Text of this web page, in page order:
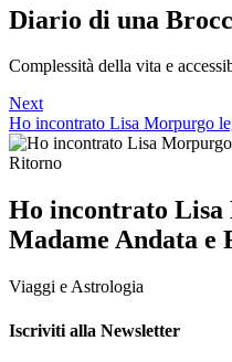
Diario di una
Complessità della vita e
Next
Ho incontrato Lisa Morpurgo
Ho incontrato Lisa
Madame Andata e
Viaggi e Astrologia
Iscriviti alla Newsletter